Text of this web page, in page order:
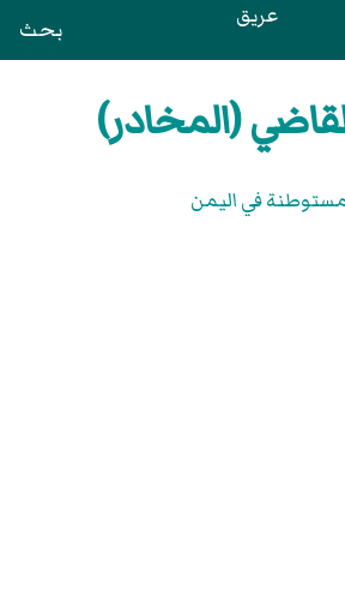
عريق بحث
(المخادر)
في اليمن